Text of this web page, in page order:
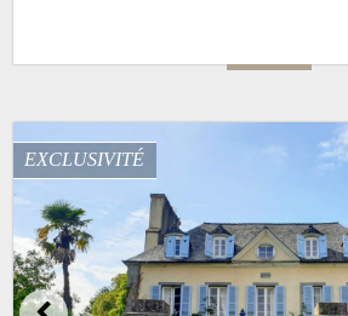
EXCLUSIVITÉ